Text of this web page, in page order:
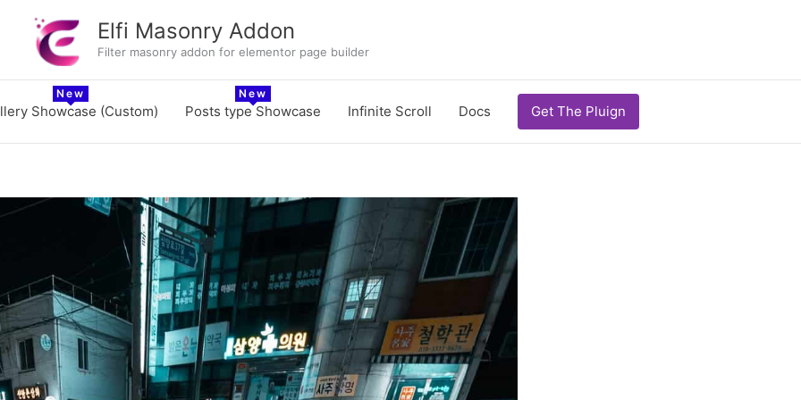
Elfi Masonry Addon
Filter masonry addon for elementor page builder
Showcase (Custom) Posts type Showcase Infinite Scroll Docs Get The Pluign